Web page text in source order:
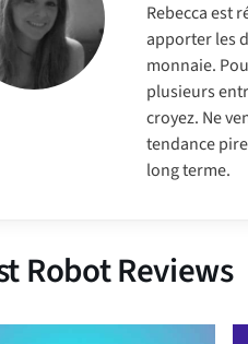
Rebecca est
apporter les
monnaie.
plusieurs
croyez. Ne
tendance
long terme.
Robot Reviews